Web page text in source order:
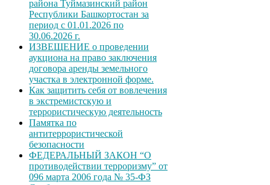
района Туймазинский район
Республики Башкортостан за
период с 01.01.2026 по
30.06.2026 г.
ИЗВЕЩЕНИЕ о проведении
аукциона на право заключения
договора аренды земельного
участка в электронной форме.
Как защитить себя от вовлечения
в экстремистскую и
террористическую деятельность
Памятка по
антитеррористической
безопасности
ФЕДЕРАЛЬНЫЙ ЗАКОН “О
противодействии терроризму” от
096 марта 2006 года № 35-ФЗ